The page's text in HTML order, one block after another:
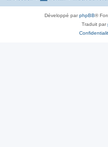
Développé parphpBB®
Traduit par